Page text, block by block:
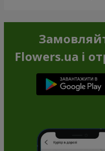
Flowers.ua і